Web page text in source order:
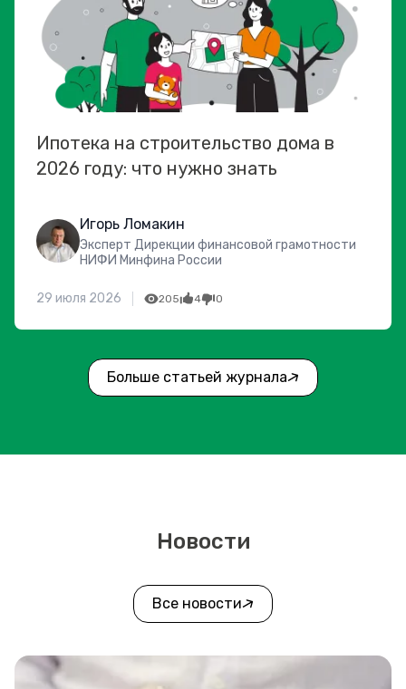
Ипотека на строительство дома в
2026 году: что нужно знать
Игорь Ломакин
Эксперт Дирекции финансовой грамотности
НИФИ Минфина России
29 июля 2026 205 4 0
Больше статьей журнала
Новости
Все новости